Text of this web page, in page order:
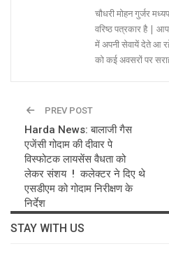
चौधरी मोहन गुर्जर
वरिष्ठ पत्रकार है |
में अपनी सेवायें देते आ
को कई अवसरों पर
PREV POST
Harda News: बालाजी गैस
एजेंसी गोदाम की दीवार पे
विस्फोटक लायसेंस वैधता को
लेकर संशय ! कलेक्टर ने दिए थे
एसडीएम को गोदाम निरीक्षण के
निर्देश
STAY WITH US